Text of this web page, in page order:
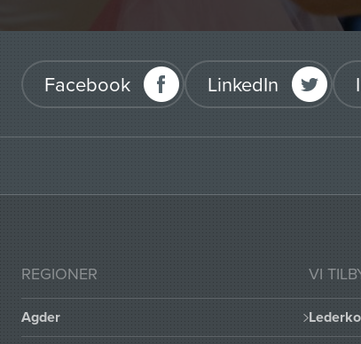
Facebook LinkedIn
REGIONER
Agder
VI